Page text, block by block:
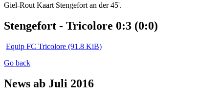
Giel-Rout Kaart Stengefort an der 45'.
Stengefort - Tricolore 0:3 (0:0)
Equip FC Tricolore (91.8 KiB)
Go back
News ab Juli 2016